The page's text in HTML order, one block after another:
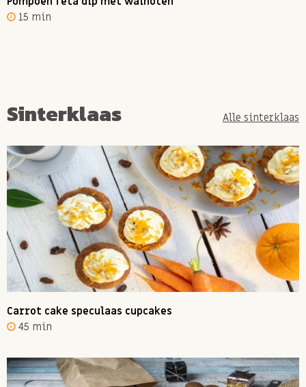
15 min
Sinterklaas Alle sinterklaas
Carrot cake speculaas cupcakes
45 min